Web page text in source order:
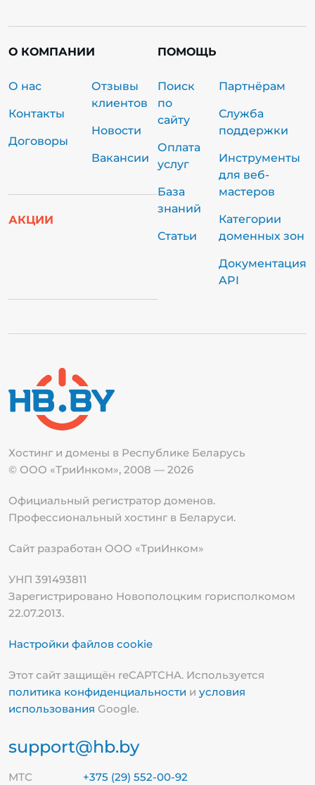
О КОМПАНИИ
О нас
Контакты
Договоры
Отзывы
клиентов
Новости
Вакансии
АКЦИИ
ПОМОЩЬ
Поиск
по
сайту
Оплата
услуг
База
знаний
Статьи
Партнёрам
Служба
поддержки
Инструменты
для веб-
мастеров
Категории
доменных зон
Документация
API
Хостинг и домены в Республике Беларусь
© ООО «ТриИнком», 2008 — 2026
Официальный регистратор доменов.
Профессиональный хостинг в Беларуси.
Сайт разработан ООО «ТриИнком»
УНП 391493811
Зарегистрировано Новополоцким горисполкомом
22.07.2013.
Настройки файлов cookie
Этот сайт защищён reCAPTCHA. Используется
политика конфиденциальности и условия
использования Google.
support@hb.by
МТС
+375 (29) 552-00-92